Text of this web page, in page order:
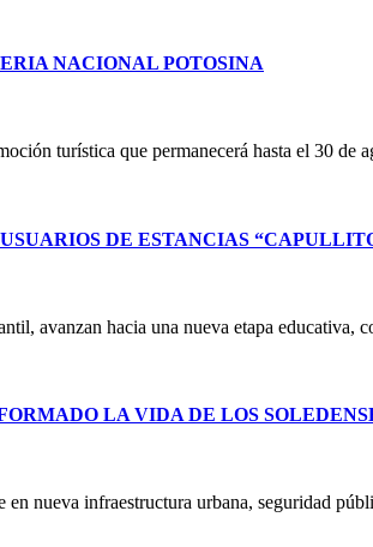
NACIONAL POTOSINA
turística que permanecerá hasta el 30 de
DE ESTANCIAS
avanzan hacia una nueva etapa
LA VIDA DE LOS
nueva infraestructura urbana, seguridad